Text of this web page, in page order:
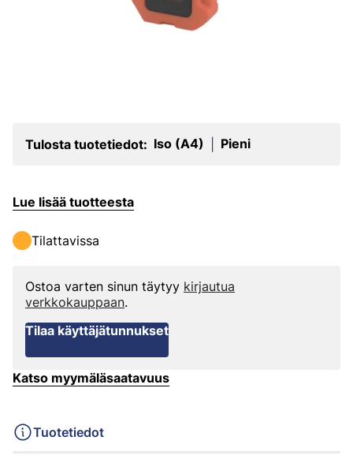
Tulosta tuotetiedot: Iso (A4) Pieni
Lue lisää tuotteesta
Tilattavissa
Ostoa varten sinun täytyy kirjautua
verkkokauppaan.
Tilaa käyttäjätunnukset
Katso myymäläsaatavuus
Tuotetiedot